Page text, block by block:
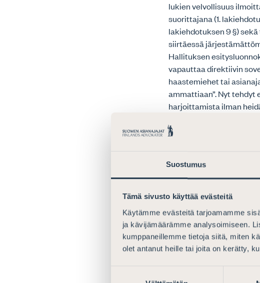
Suostumus
Tämä sivusto käyttää evästeitä
Käytämme evästeitä tarjoamamme
ja kävijämäärämme analysoimiseen.
kumppaneillemme tietoja siitä, miten
olet antanut heille tai joita on kerätty,
lukien velvollisuus
suorittajana (1.
lakiehdotuksen 9 §)
siirtäessä
Hallituksen
vapauttaa direktiivin
haastemiehet tai
ammattiaan”. Nyt
harjoittamista ilman
Yllä mainittujen
harjoittamisen
ehdoteta lisättävän
tarkoittamiksi muiksi
§:ssä
finanssimarkkinoilla
määrätä
mainittujen 1.
Asianajajaliitto tuo esiin,
itsenäinen